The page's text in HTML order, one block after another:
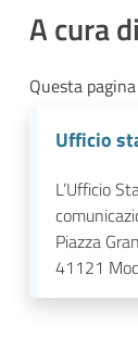
A cura di
Questa
Ufficio
L’Ufficio
Piazza
41121